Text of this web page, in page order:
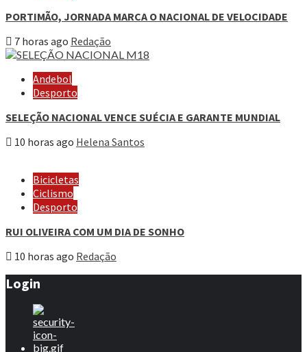
PORTIMÃO, JORNADA MARCA O NACIONAL DE VELOCIDADE
7 horas ago Redação
Andebol
Desporto
SELEÇÃO NACIONAL VENCE SUÉCIA E GARANTE MUNDIAL
10 horas ago Helena Santos
Bicicletas
Ciclismo
Desporto
RUI OLIVEIRA COM UM DIA DE SONHO
10 horas ago Redação
Login